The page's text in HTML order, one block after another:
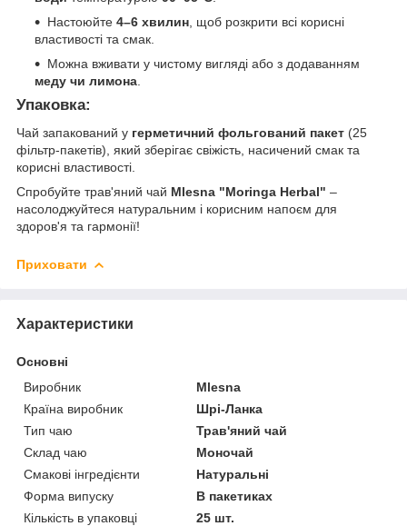
Настоюйте 4–6 хвилин , щоб розкрити всі корисні
властивості та смак.
Можна вживати у чистому вигляді або з додаванням
меду чи лимона
Упаковка:
Чай запакований у герметичний фольгований пакет (25
фільтр-пакетів), який зберігає свіжість, насичений смак та
корисні властивості.
Спробуйте трав'яний чай Mlesna "Moringa Herbal" –
насолоджуйтеся натуральним і корисним напоєм для
здоров'я та гармонії!
Приховати
Характеристики
Основні
Виробник
Mlesna
Країна виробник
Шрі-Ланка
Тип чаю
Трав'яний чай
Склад чаю
Моночай
Смакові інгредієнти
Натуральні
Форма випуску
В пакетиках
Кількість в упаковці
25 шт.